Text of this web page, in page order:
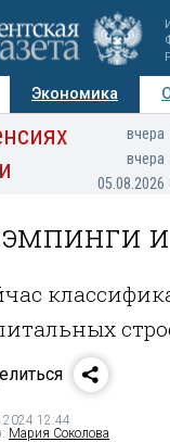
Экономика
Персоны вчера
вчера
05.08.2026
12:44
Мария Соколова